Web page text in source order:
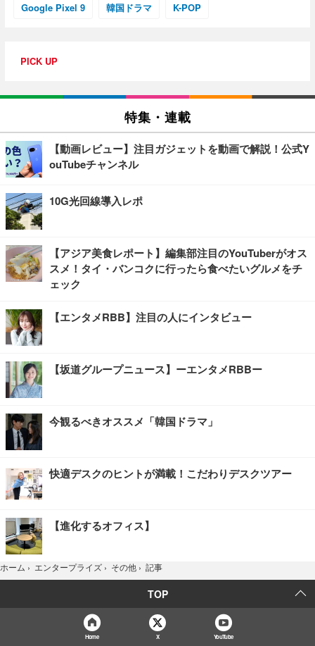
Google Pixel 9 韓国ドラマ K-POP
PICK UP
特集・連載
【動画レビュー】注目ガジェットを動画で解説！公式Y
ouTubeチャンネル
10G光回線導入レポ
【アジア美食レポート】編集部注目のYouTuberがオス
スメ！タイ・バンコクに行ったら食べたいグルメをチ
ェック
【エンタメRBB】注目の人にインタビュー
【坂道グループニュース】ーエンタメRBBー
今観るべきオススメ「韓国ドラマ」
快適デスクのヒントが満載！こだわりデスクツアー
【進化するオフィス】
ホーム › エンタープライズ › その他 › 記事
TOP
Home X YouTube